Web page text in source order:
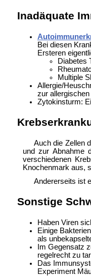
Inadäquate
Bei diesen
Ersteren
Diabetes
Multiple
Allergie/
zur
Zytokinsturm:
Auch die Zellen
und zur Abnahme
verschiedenen
Knochenmark aus,
Andererseits ist
Sonstige
Haben Viren
Einige
als
Im Gegensatz
regelrecht zu
Das
Experiment